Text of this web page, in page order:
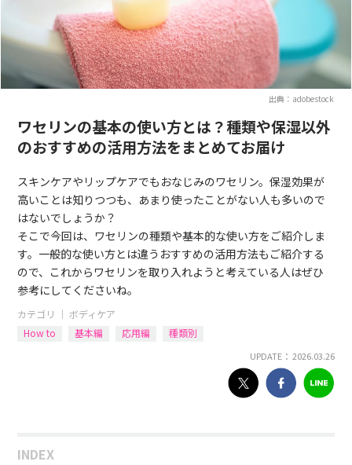
出典：adobestock
ワセリンの基本の使い方とは？種類や保湿以外
のおすすめの活用方法をまとめてお届け
スキンケアやリップケアでもおなじみのワセリン。保湿効果が
高いことは知りつつも、あまり使ったことがない人も多いので
はないでしょうか？
そこで今回は、ワセリンの種類や基本的な使い方をご紹介しま
す。一般的な使い方とは違うおすすめの活用方法もご紹介する
ので、これからワセリンを取り入れようと考えている人はぜひ
参考にしてくださいね。
カテゴリ ｜ボディケア
How to
基本編 応用編 種類別
UPDATE： 2026.03.26
INDEX